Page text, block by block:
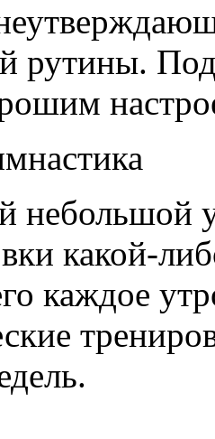
рутины.
небольшой
какой-
каждое